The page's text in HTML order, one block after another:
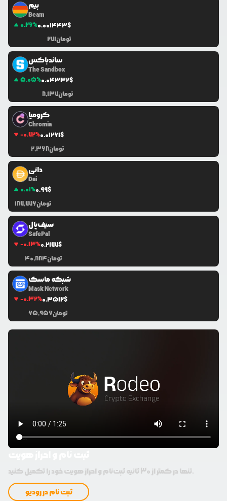
بیم
Beam
0.26%0.001443$
271تومان
ساندباکس
The Sandbox
5.05%0.04332$
8,137تومان
کرومیا
Chromia
-0.72%0.01261$
2,368تومان
دائی
Dai
0.01%0.99$
187,776تومان
سیف‌پال
SafePal
-0.13%0.2177$
40,884تومان
شبکه ماسک
Mask Network
-0.32%0.3512$
65,956تومان
تنها در کمتر از 30 ثانیه ثبت‌نام و احراز هویت خود را تکمیل کنید.
ثبت نام در رودیو